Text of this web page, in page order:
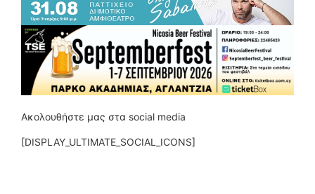
Ακολουθήστε μας στα social media
[DISPLAY_ULTIMATE_SOCIAL_ICONS]